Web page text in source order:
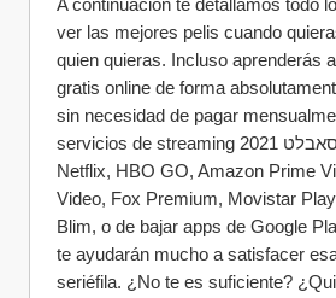
A continuación te detallamos todo
ver las mejores pelis cuando
quien quieras. Incluso aprenderás
gratis online de forma
sin necesidad de pagar
servicios de streaming סאבלט 2021 premium como
Netflix, HBO GO, Amazon Prime
Video, Fox Premium, Movistar
Blim, o de bajar apps de Google
te ayudarán mucho a satisfacer
seriéfila. ¿No te es suficiente?